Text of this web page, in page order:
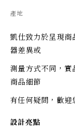
產地
凱仕致力於呈現
器差異或
測量方式不同，
商品細節
有任何疑問，歡迎
設計亮點